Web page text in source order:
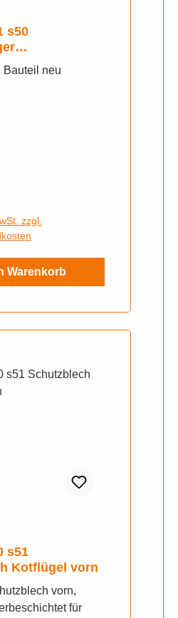
s50
neu
zzgl.
Warenkorb
s51
Kotflügel vorn
vorn,
für